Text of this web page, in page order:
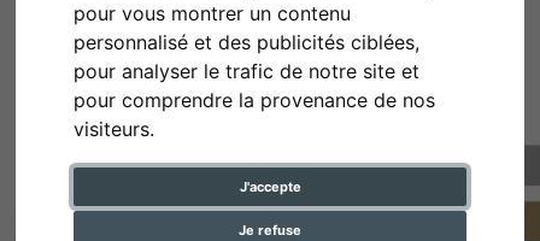
pour vous montrer un contenu
personnalisé et des publicités ciblées,
pour analyser le trafic de notre site et
pour comprendre la provenance de nos
visiteurs.
J'accepte
Je refuse
Retour